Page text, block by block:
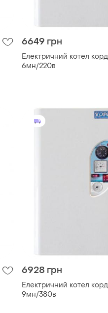
6649 грн
Електричний котел
6мн/220в
6928 грн
Електричний котел
9мн/380в